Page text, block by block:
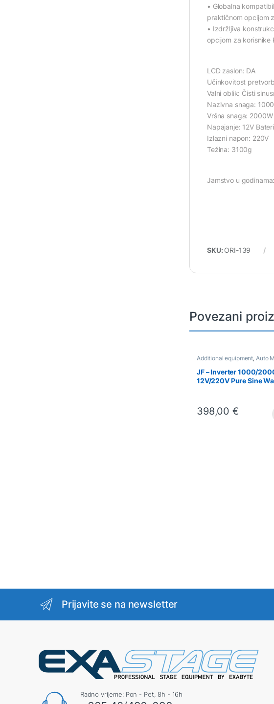
• Globalna
praktičnom opcijom
• Izdržljiva
opcijom za korisnike
LCD zaslon: DA
Učinkovitost
Valni oblik: Čisti
Nazivna snaga:
Vršna snaga: 2000W
Napajanje: 12V
Izlazni napon: 220V
Težina: 3100g
Jamstvo u
SKU:ORI-139
Povezani
Additional equipment, Auto
JF – Inverter 1000/
12V/220V Pure Sine
398,00€
Prijavite se na newsletter
Radno vrijeme: Pon - Pet, 8h - 16h